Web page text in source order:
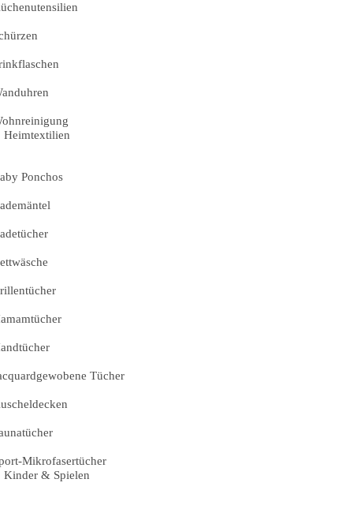
Heimtextilien
Ponchos
Tücher
Mikrofasertücher
Kinder & Spielen